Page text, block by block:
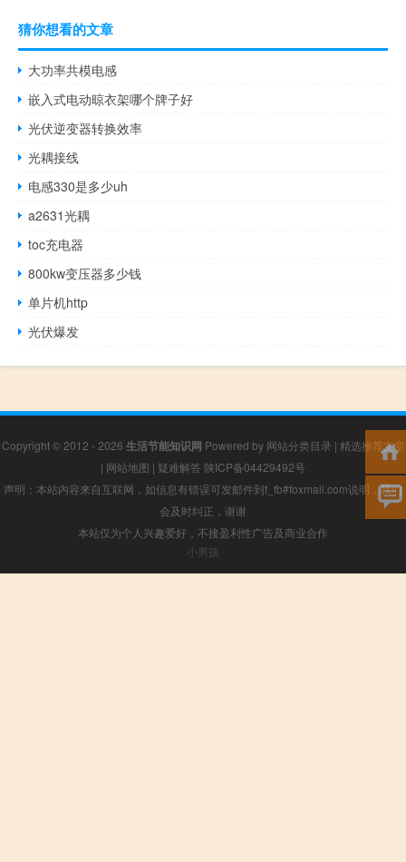
猜你想看的文章
大功率共模电感
嵌入式电动晾衣架哪个牌子好
光伏逆变器转换效率
光耦接线
电感330是多少uh
a2631光耦
toc充电器
800kw变压器多少钱
单片机http
光伏爆发
Copyright © 2012 - 2026 生活节能知识网 Powered by 网站分类目录 | 精选推荐文章
| 网站地图 | 疑难解答 陕ICP备04429492号
声明：本站内容来自互联网，如信息有错误可发邮件到f_fb#foxmail.com说明，我们
会及时纠正，谢谢
本站仅为个人兴趣爱好，不接盈利性广告及商业合作
小男孩